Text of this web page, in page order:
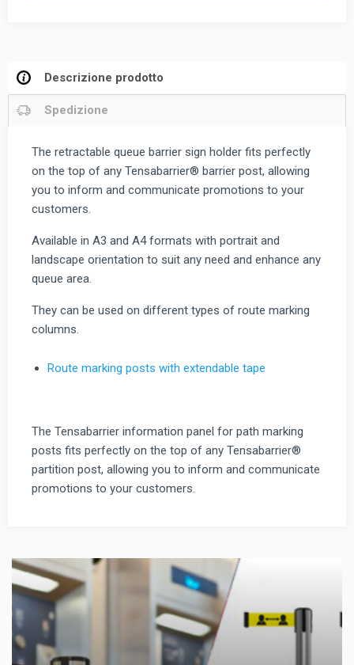
quantità
Descrizione prodotto
Spedizione
The retractable queue barrier sign holder fits perfectly
on the top of any Tensabarrier® barrier post, allowing
you to inform and communicate promotions to your
customers.
Available in A3 and A4 formats with portrait and
landscape orientation to suit any need and enhance any
queue area.
They can be used on different types of route marking
columns.
Route marking posts with extendable tape
The Tensabarrier information panel for path marking
posts fits perfectly on the top of any Tensabarrier®
partition post, allowing you to inform and communicate
promotions to your customers.